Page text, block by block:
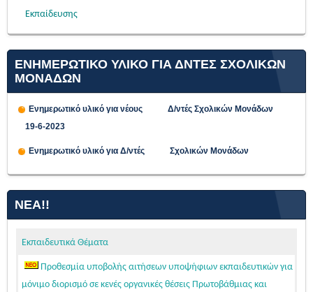
Εκπαίδευσης
ΕΝΗΜΕΡΩΤΙΚΟ ΥΛΙΚΟ ΓΙΑ ΔΝΤΕΣ ΣΧΟΛΙΚΩΝ
ΜΟΝΑΔΩΝ
Ενημερωτικό υλικό για νέους Δ/ντές Σχολικών Μονάδων
19-6-2023
Ενημερωτικό υλικό για Δ/ντές Σχολικών Μονάδων
ΝΈΑ!!
Εκπαιδευτικά Θέματα
Προθεσμία υποβολής αιτήσεων υποψήφιων εκπαιδευτικών για
μόνιμο διορισμό σε κενές οργανικές θέσεις Πρωτοβάθμιας και